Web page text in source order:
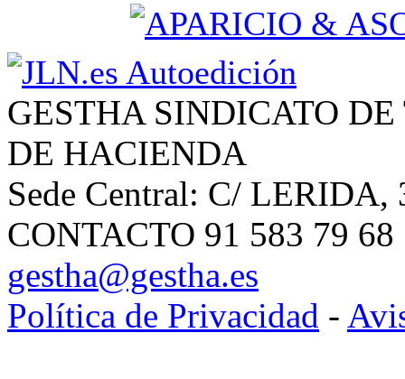
GESTHA SINDICATO
DE HACIENDA
Sede Central: C/
CONTACTO 91 583 79
gestha@gestha.es
Política de Privacidad -